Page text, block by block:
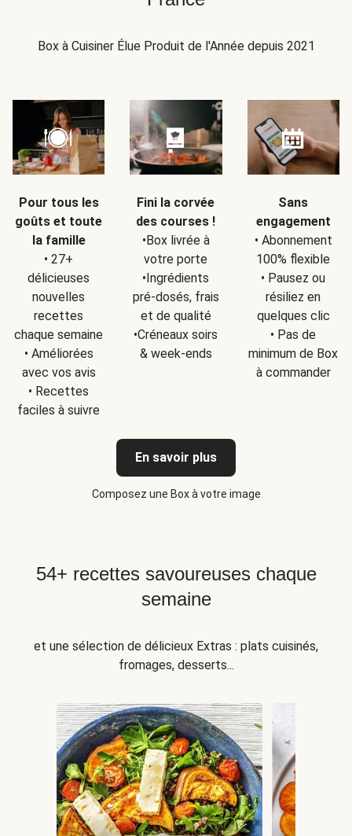
Box à Cuisiner Élue Produit de l'Année depuis 2021
Pour tous les
goûts et toute
la famille
• 27+
délicieuses
nouvelles
recettes
chaque semaine
• Améliorées
avec vos avis
• Recettes
faciles à suivre
Fini la corvée
des courses !
•Box livrée à
votre porte
•Ingrédients
pré-dosés, frais
et de qualité
•Créneaux soirs
& week-ends
Sans
engagement
• Abonnement
100% flexible
• Pausez ou
résiliez en
quelques clic
• Pas de
minimum de Box
à commander
En savoir plus
Composez une Box à votre image
54+ recettes savoureuses chaque
semaine
et une sélection de délicieux Extras : plats cuisinés,
fromages, desserts...